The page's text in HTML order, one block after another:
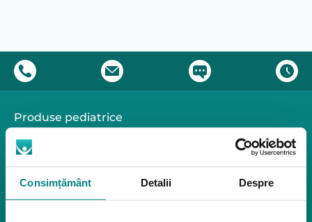
Consimțământ Detalii Despre
Produse pediatrice
Mobilitate
Reabilitare
Pozitionare
Igiena
Mostre